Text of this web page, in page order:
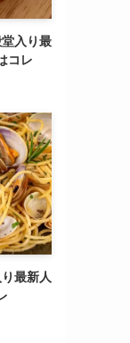
入り最
コレ
最新人